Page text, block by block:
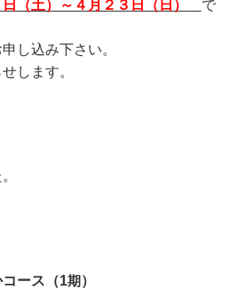
日（土）～４月２３日（日）
で
し込み下さい。
します。
ース（1期 ）